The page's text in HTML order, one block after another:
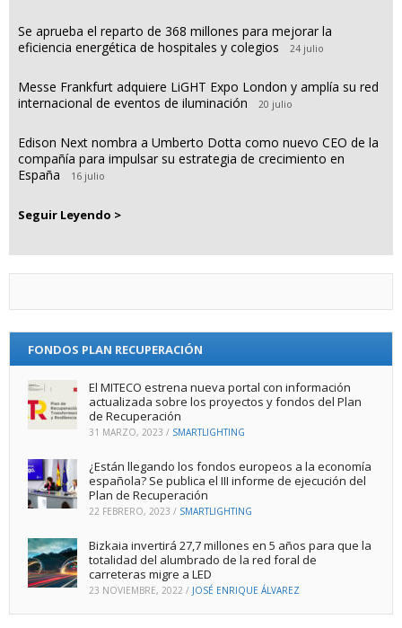
Se aprueba el reparto de 368 millones para mejorar la
eficiencia energética de hospitales y colegios
24 julio
Messe Frankfurt adquiere LiGHT Expo London y amplía su red
internacional de eventos de iluminación
20 julio
Edison Next nombra a Umberto Dotta como nuevo CEO de la
compañía para impulsar su estrategia de crecimiento en
España
16 julio
Seguir Leyendo >
FONDOS PLAN RECUPERACIÓN
El MITECO estrena nueva portal con información
actualizada sobre los proyectos y fondos del Plan
de Recuperación
31 MARZO, 2023 / SMARTLIGHTING
¿Están llegando los fondos europeos a la economía
española? Se publica el III informe de ejecución del
Plan de Recuperación
22 FEBRERO, 2023 / SMARTLIGHTING
Bizkaia invertirá 27,7 millones en 5 años para que la
totalidad del alumbrado de la red foral de
carreteras migre a LED
23 NOVIEMBRE, 2022 / JOSÉ ENRIQUE ÁLVAREZ